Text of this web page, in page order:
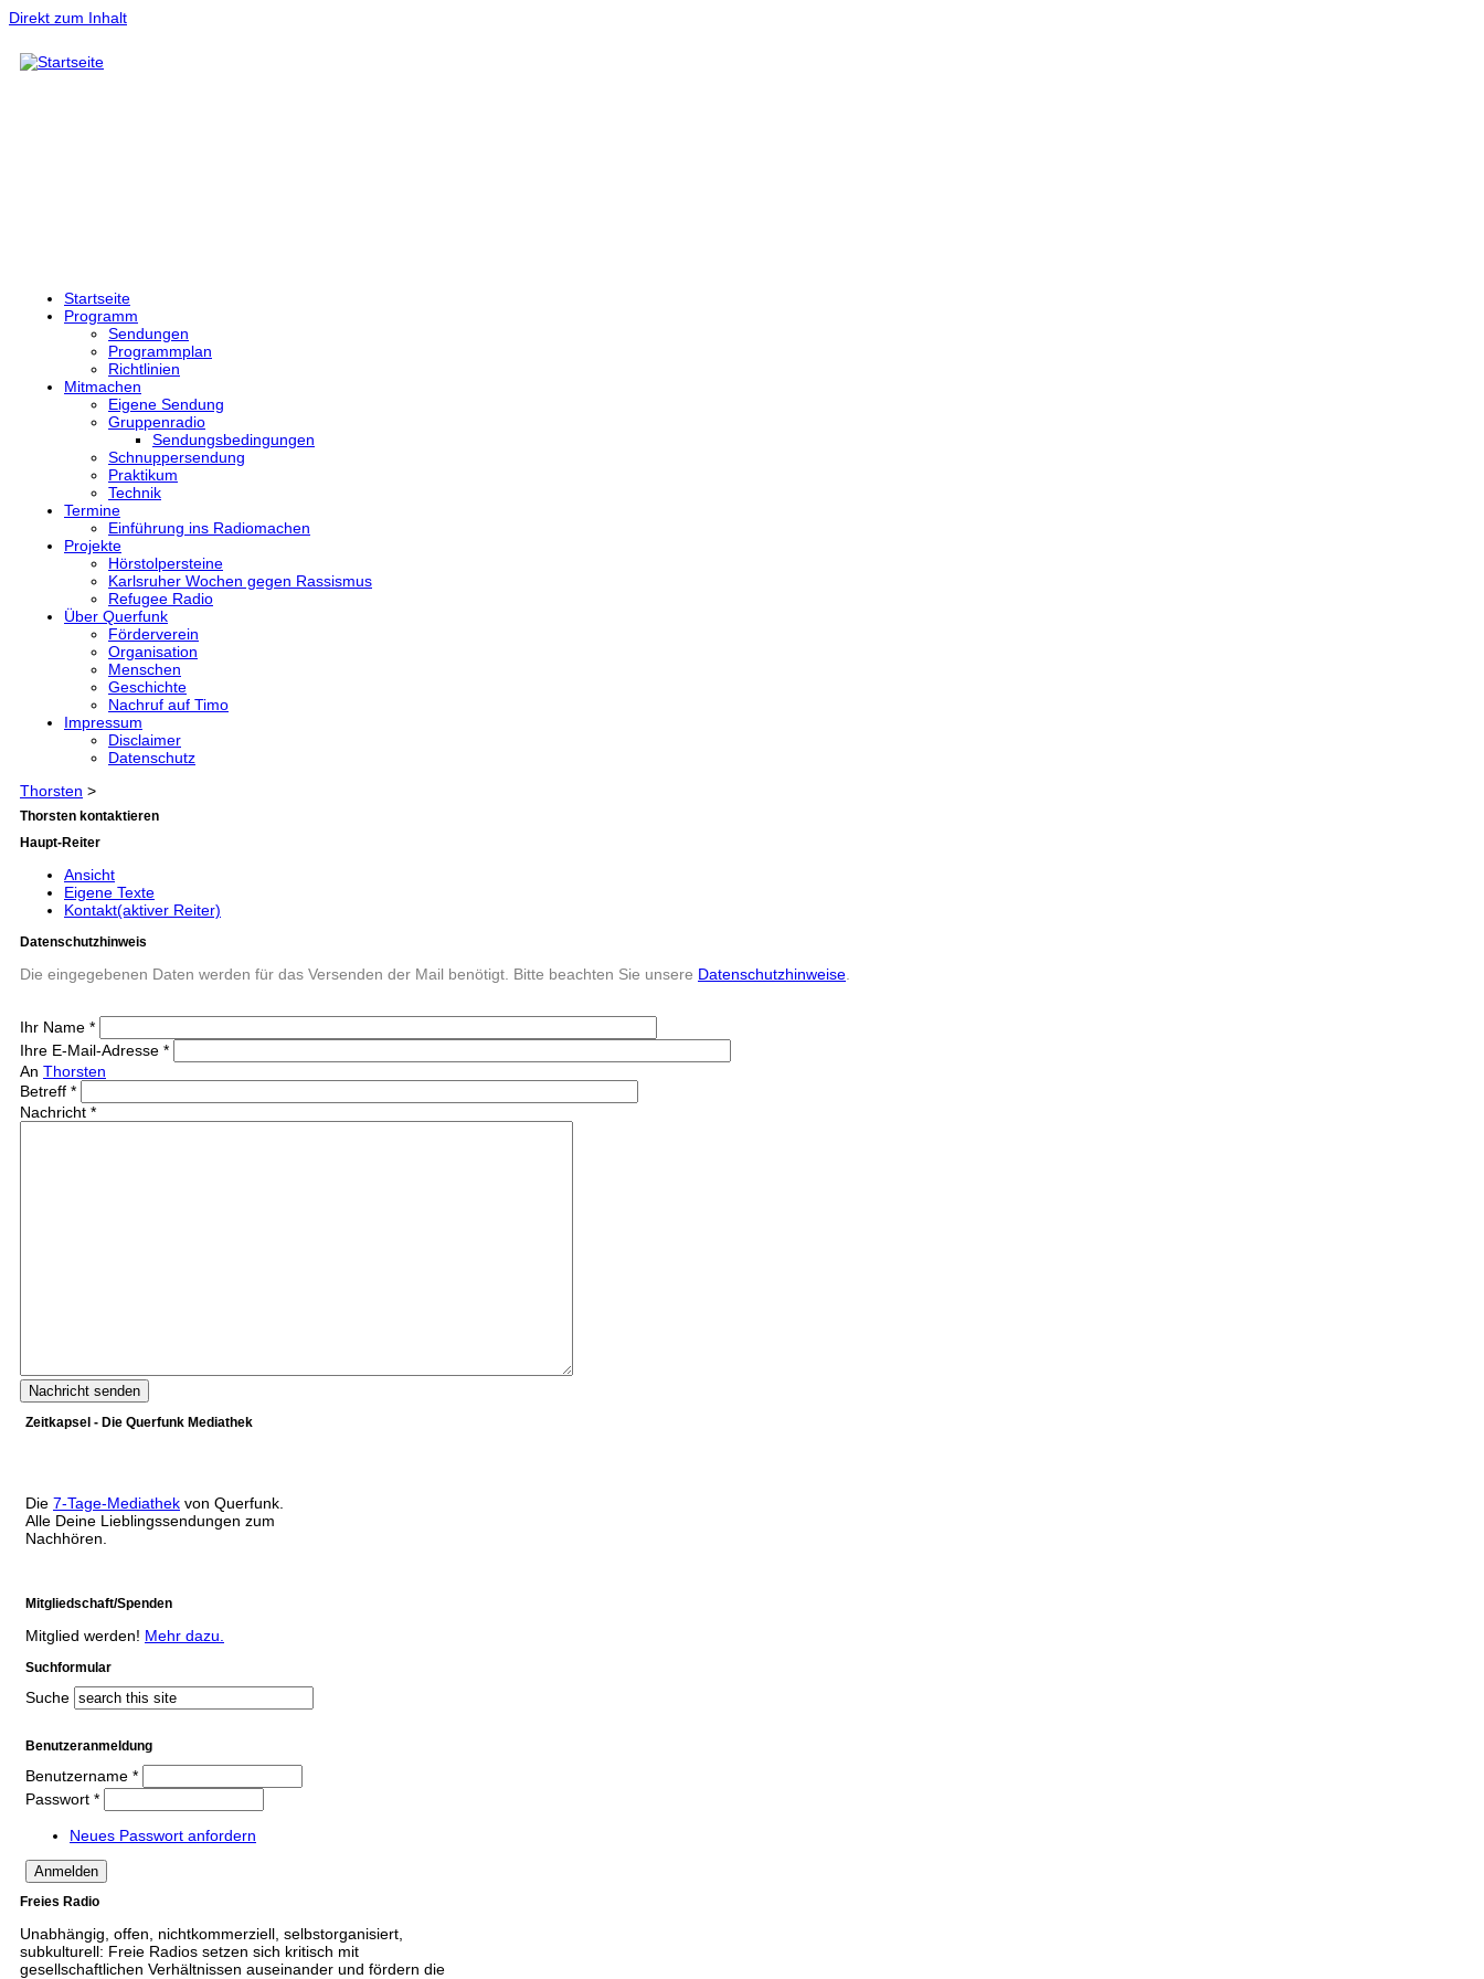
Direkt zum Inhalt
Startseite
Programm
Sendungen
Programmplan
Richtlinien
Mitmachen
Eigene Sendung
Gruppenradio
Sendungsbedingungen
Schnuppersendung
Praktikum
Technik
Termine
Einführung ins Radiomachen
Projekte
Hörstolpersteine
Karlsruher Wochen gegen Rassismus
Refugee Radio
Über Querfunk
Förderverein
Organisation
Menschen
Geschichte
Nachruf auf Timo
Impressum
Disclaimer
Datenschutz
Thorsten >
Thorsten kontaktieren
Haupt-Reiter
Ansicht
Eigene Texte
Kontakt(aktiver Reiter)
Datenschutzhinweis
Die eingegebenen Daten werden für das Versenden der Mail benötigt. Bitte beachten Sie unsere Datenschutzhinweise.
Ihr Name *
Ihre E-Mail-Adresse *
An Thorsten
Betreff *
Nachricht *
Zeitkapsel - Die Querfunk Mediathek
Die 7-Tage-Mediathek von Querfunk.
Alle Deine Lieblingssendungen zum
Nachhören.
Mitgliedschaft/Spenden
Mitglied werden! Mehr dazu.
Suchformular
Suche
Benutzeranmeldung
Benutzername *
Passwort *
Neues Passwort anfordern
Freies Radio
Unabhängig, offen, nichtkommerziell, selbstorganisiert,
subkulturell: Freie Radios setzen sich kritisch mit
gesellschaftlichen Verhältnissen auseinander und fördern die